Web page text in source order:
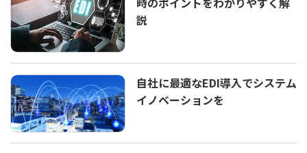
説
自社に最適なEDI導入でシステム
イノベーションを